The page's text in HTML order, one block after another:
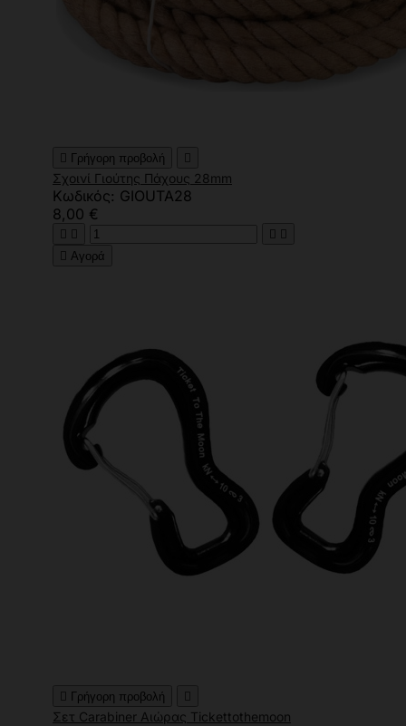
 Γρήγορη προβολή 
Σχοινί Γιούτης Πάχους 28mm
Κωδικός: GIOUTA28
8,00 €
   
 Αγορά
 Γρήγορη προβολή 
Σετ Carabiner Αιώρας Tickettothemoon